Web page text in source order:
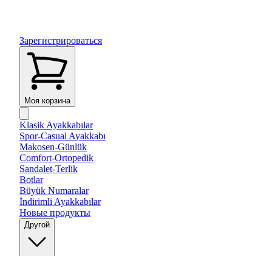
Зарегистрироваться
Моя корзина
Klasik Ayakkabılar
Spor-Casual Ayakkabı
Makosen-Günlük
Comfort-Ortopedik
Sandalet-Terlik
Botlar
Büyük Numaralar
İndirimli Ayakkabılar
Новые продукты
Другой